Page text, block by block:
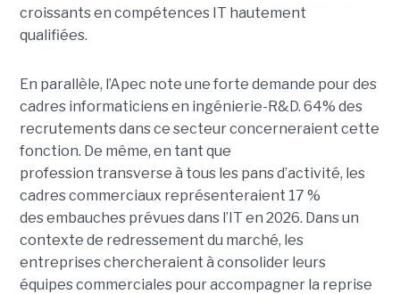
croissants en compétences IT hautement
qualifiées.
En parallèle, l’Apec note une forte demande pour des
cadres informaticiens en ingénierie-R&D. 64% des
recrutements dans ce secteur concerneraient cette
fonction. De même, en tant que
profession transverse à tous les pans d’activité, les
cadres commerciaux représenteraient 17 %
des embauches prévues dans l’IT en 2026. Dans un
contexte de redressement du marché, les
entreprises chercheraient à consolider leurs
équipes commerciales pour accompagner la reprise